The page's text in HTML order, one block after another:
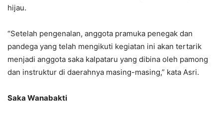
hijau.
“Setelah pengenalan, anggota pramuka penegak dan
pandega yang telah mengikuti kegiatan ini akan tertarik
menjadi anggota saka kalpataru yang dibina oleh pamong
dan instruktur di daerahnya masing-masing,” kata Asri.
Saka Wanabakti